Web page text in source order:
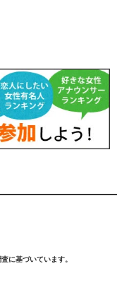
に基づいています。